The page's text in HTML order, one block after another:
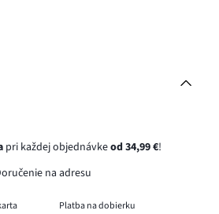
pri každej objednávkeod 34,99 €!
na adresu
Platba na dobierku